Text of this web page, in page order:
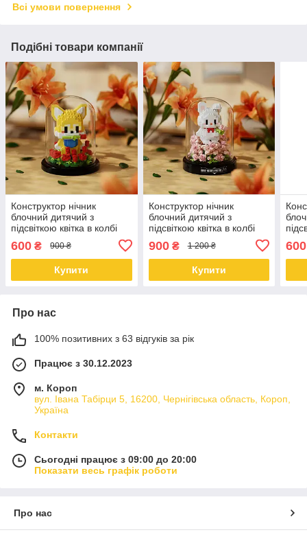
Всі умови повернення
Подібні товари компанії
Конструктор нічник
блочний дитячий з
підсвіткою квітка в колбі
600 ₴ 900 ₴
Купити
Конструктор нічник
блочний дитячий з
підсвіткою квітка в колбі
900₴ 1 200 ₴
Купити
600
Про нас
100% позитивних з 63 відгуків за рік
Працює з 30.12.2023
м. Короп
вул. Івана Табірци 5, 16200, Чернігівська область, Короп,
Україна
Контакти
Сьогодні працює з 09:00 до 20:00
Показати весь графік роботи
Про нас